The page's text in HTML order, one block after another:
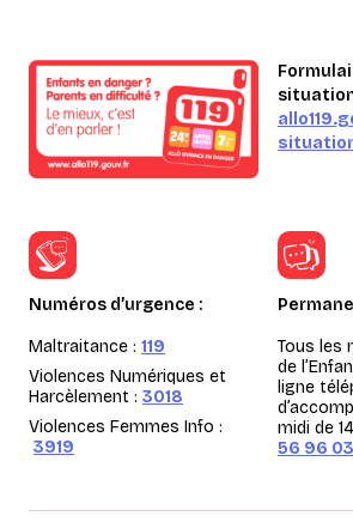
Numéros d’urgence :
Maltraitance : 119
Violences Numériques et
Harcèlement : 3018
Violences Femmes Info :
3919
Tous les
de
ligne
midi de
56 96